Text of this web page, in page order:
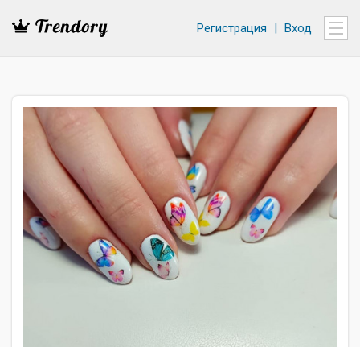
Регистрация | Вход